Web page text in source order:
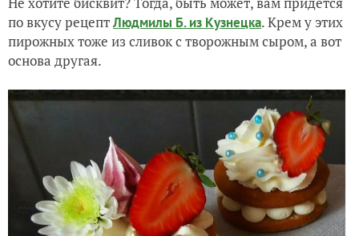
по вкусу рецептЛюдмилы Б. из Кузнецка. Крем у этих
пирожных тоже из сливок с творожным сыром, а вот
основа другая.